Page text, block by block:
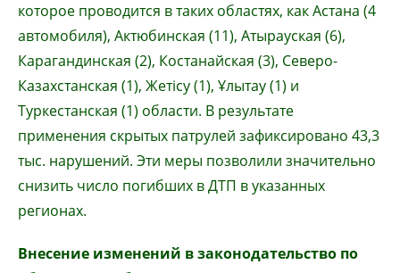
которое проводится в таких областях, как Астана (4
автомобиля), Актюбинская (11), Атырауская (6),
Карагандинская (2), Костанайская (3), Северо-
Казахстанская (1), Жетісу (1), Ұлытау (1) и
Туркестанская (1) области. В результате
применения скрытых патрулей зафиксировано 43,3
тыс. нарушений. Эти меры позволили значительно
снизить число погибших в ДТП в указанных
регионах.
Внесение изменений в законодательство по